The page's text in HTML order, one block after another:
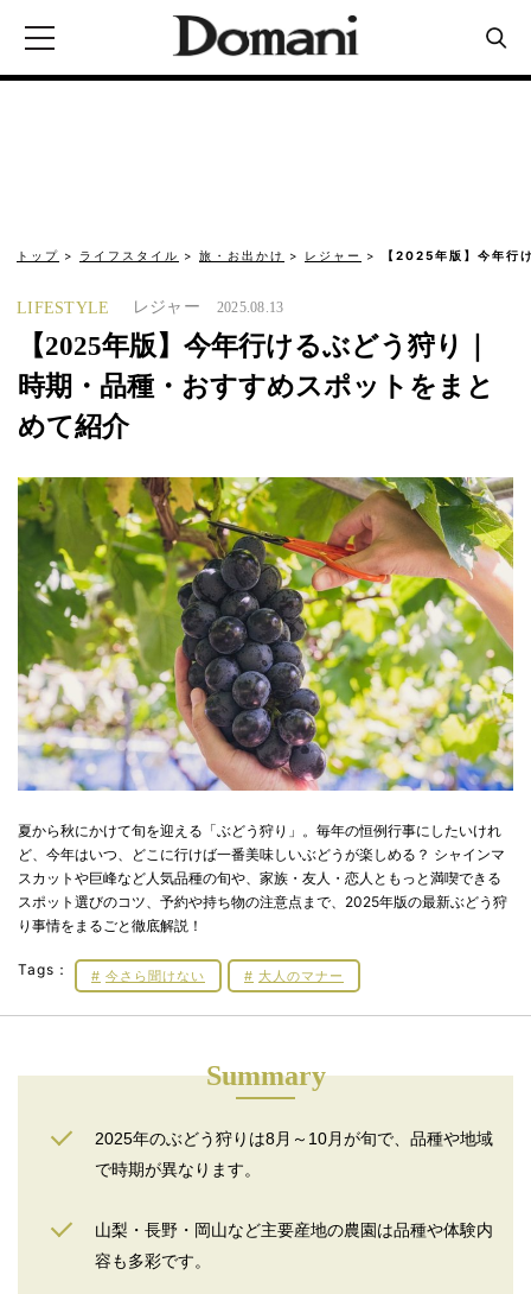
トップ ライフスタイル 旅・お出かけ レジャー 【2025年版】今年行
LIFESTYLE レジャー 2025.08.13
【2025年版】今年行けるぶどう狩り｜
時期・品種・おすすめスポットをまと
めて紹介
夏から秋にかけて旬を迎える「ぶどう狩り」。毎年の恒例行事にしたいけれ
ど、今年はいつ、どこに行けば一番美味しいぶどうが楽しめる？ シャインマ
スカットや巨峰など人気品種の旬や、家族・友人・恋人ともっと満喫できる
スポット選びのコツ、予約や持ち物の注意点まで、2025年版の最新ぶどう狩
り事情をまるごと徹底解説！
Tags： 今さら聞けない 大人のマナー
Summary
2025年のぶどう狩りは8月～10月が旬で、品種や地域
で時期が異なります。
山梨・長野・岡山など主要産地の農園は品種や体験内
容も多彩です。